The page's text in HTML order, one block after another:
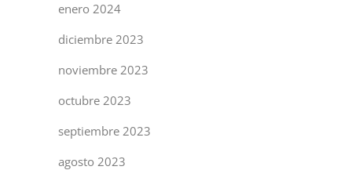
enero 2024
diciembre 2023
noviembre 2023
octubre 2023
septiembre 2023
agosto 2023